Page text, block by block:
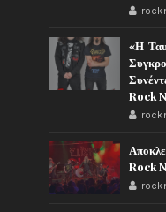
«Η
Rock
Rock